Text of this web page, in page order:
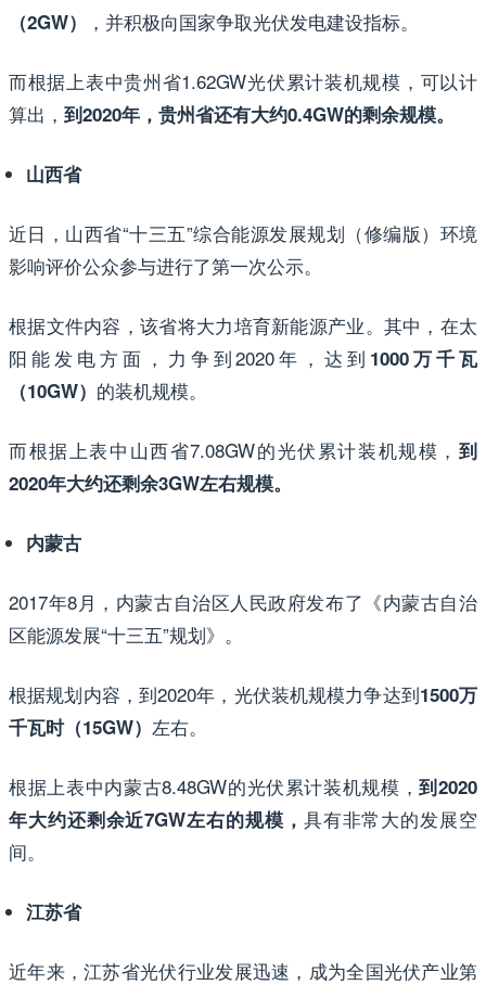
（2GW）
，并积极向国家争取光伏发电建设指标。
而根据上表中贵州省1.62GW光伏累计装机规模，可以计
算出， 到2020年，贵州省还有大约0.4GW的剩余规模。
山西省
近日，山西省“十三五”综合能源发展规划（修编版）环境
影响评价公众参与进行了第一次公示。
根据文件内容，该省将大力培育新能源产业。其中，在太
阳能发电方面，力争到2020年，达到 1000万千瓦
（10GW） 的装机规模。
而根据上表中山西省7.08GW的光伏累计装机规模， 到
2020年大约还剩余3GW左右规模。
内蒙古
2017年8月，内蒙古自治区人民政府发布了《内蒙古自治
区能源发展“十三五”规划》。
根据规划内容，到2020年，光伏装机规模力争达到1500万
千瓦时（15GW） 左右。
根据上表中内蒙古8.48GW的光伏累计装机规模，到2020
年大约还剩余近7GW左右的规模， 具有非常大的发展空
间。
江苏省
近年来，江苏省光伏行业发展迅速，成为全国光伏产业第